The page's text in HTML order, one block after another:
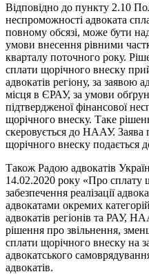
Відповідно до пункту 2.10
неспроможності адвоката
повному обсязі, може бути
умови внесення рівними
кварталу поточного року.
сплати щорічного внеску
адвокатів регіону, за заявою
місця в ЄРАУ, за умови
підтвердженої фінансової
щорічного внеску. Таке
скеровується до НААУ. Заява
щорічного внеску подається
Також Радою адвокатів
14.02.2020 року «Про сплату
забезпечення реалізації
адвокатами окремих
адвокатів регіонів та РАУ,
рішення про звільнення,
сплати щорічного внеску на
адвокатського
адвокатів.